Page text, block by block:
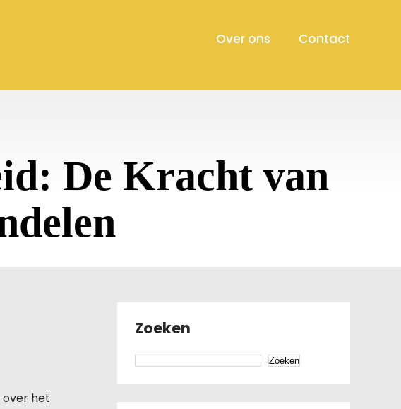
Over ons Contact
De Kracht van
over het
Zoeken
Zoeken